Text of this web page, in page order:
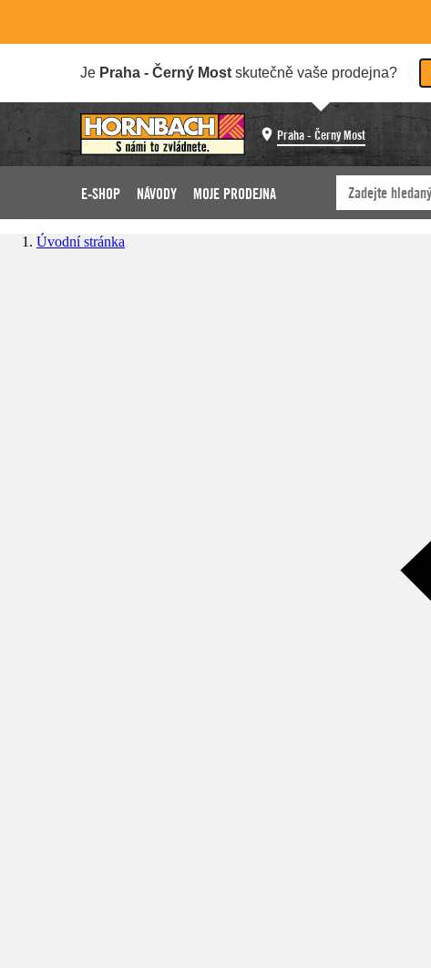
Je Praha - Černý Most skutečně vaše prodejna?
Praha - Černý Most
E-SHOP NÁVODY MOJE PRODEJNA
Úvodní stránka